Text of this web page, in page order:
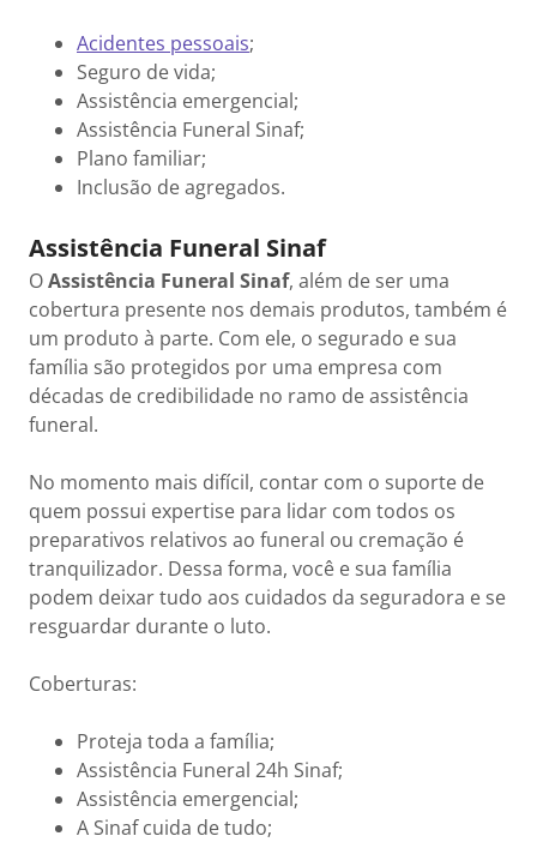
Acidentes pessoais;
Seguro de vida;
Assistência emergencial;
Assistência Funeral Sinaf;
Plano familiar;
Inclusão de agregados.
Assistência Funeral Sinaf
OAssistência Funeral Sinaf, além de ser uma
cobertura presente nos demais produtos, também é
um produto à parte. Com ele, o segurado e sua
família são protegidos por uma empresa com
décadas de credibilidade no ramo de assistência
funeral.
No momento mais difícil, contar com o suporte de
quem possui expertise para lidar com todos os
preparativos relativos ao funeral ou cremação é
tranquilizador. Dessa forma, você e sua família
podem deixar tudo aos cuidados da seguradora e se
resguardar durante o luto.
Coberturas:
Proteja toda a família;
Assistência Funeral 24h Sinaf;
Assistência emergencial;
A Sinaf cuida de tudo;